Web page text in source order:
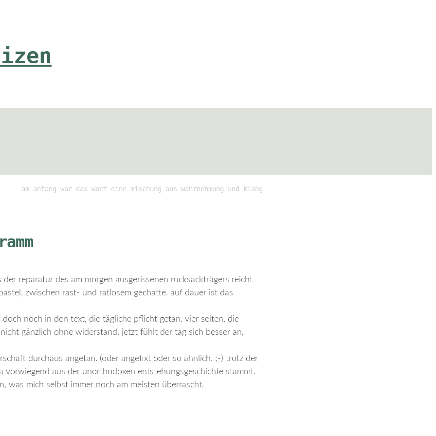
am anfang war das wort eine mischung aus wahrnehmung und klang
reparatur des am morgen ausgerissenen rucksackträgers reicht
zwischen rast- und ratlosem gechatte. auf dauer ist das
noch in den text, die tägliche pflicht getan. vier seiten, die
gänzlich ohne widerstand. jetzt fühlt der tag sich besser an,
durchaus angetan. (oder angefixt oder so ähnlich. ;-) trotz der
vorwiegend aus der unorthodoxen entstehungsgeschichte stammt.
was mich selbst immer noch am meisten überrascht.